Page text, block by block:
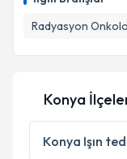
Radyasyon
takvim
E-posta
Kişisel
Metni 'ni
Konya
Konya Işın